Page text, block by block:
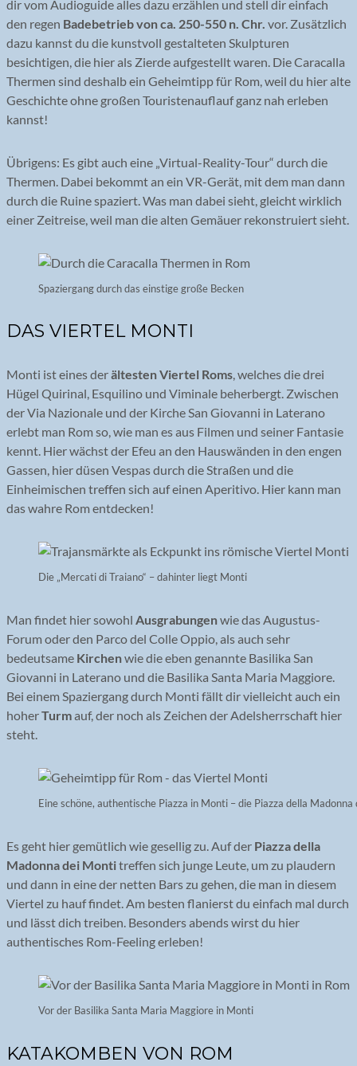
dir vom Audioguide alles dazu erzählen und stell dir einfach
den regen Badebetrieb von ca. 250-550 n. Chr. vor. Zusätzlich
dazu kannst du die kunstvoll gestalteten Skulpturen
besichtigen, die hier als Zierde aufgestellt waren. Die Caracalla
Thermen sind deshalb ein Geheimtipp für Rom, weil du hier alte
Geschichte ohne großen Touristenauflauf ganz nah erleben
kannst!
Übrigens: Es gibt auch eine „Virtual-Reality-Tour“ durch die
Thermen. Dabei bekommt an ein VR-Gerät, mit dem man dann
durch die Ruine spaziert. Was man dabei sieht, gleicht wirklich
einer Zeitreise, weil man die alten Gemäuer rekonstruiert sieht.
Spaziergang durch das einstige große Becken
DAS VIERTEL MONTI
Monti ist eines derältesten Viertel Roms, welches die drei
Hügel Quirinal, Esquilino und Viminale beherbergt. Zwischen
der Via Nazionale und der Kirche San Giovanni in Laterano
erlebt man Rom so, wie man es aus Filmen und seiner Fantasie
kennt. Hier wächst der Efeu an den Hauswänden in den engen
Gassen, hier düsen Vespas durch die Straßen und die
Einheimischen treffen sich auf einen Aperitivo. Hier kann man
das wahre Rom entdecken!
Die „Mercati di Traiano“ – dahinter liegt Monti
Man findet hier sowohl Ausgrabungenwie das Augustus-
Forum oder den Parco del Colle Oppio, als auch sehr
bedeutsame Kirchenwie die eben genannte Basilika San
Giovanni in Laterano und die Basilika Santa Maria Maggiore.
Bei einem Spaziergang durch Monti fällt dir vielleicht auch ein
hoherTurmauf, der noch als Zeichen der Adelsherrschaft hier
steht.
Eine schöne, authentische Piazza in Monti – die Piazza della
Es geht hier gemütlich wie gesellig zu. Auf der Piazza della
Madonna dei Montitreffen sich junge Leute, um zu plaudern
und dann in eine der netten Bars zu gehen, die man in diesem
Viertel zu hauf findet. Am besten flanierst du einfach mal durch
und lässt dich treiben. Besonders abends wirst du hier
authentisches Rom-Feeling erleben!
Vor der Basilika Santa Maria Maggiore in Monti
KATAKOMBEN VON ROM